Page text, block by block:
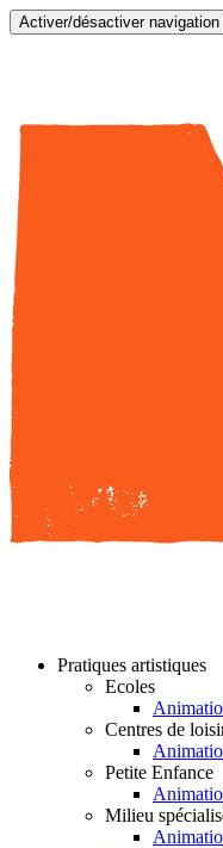
Activer/désactiver navigation
Pratiques artistiques
Ecoles
Centres de
Petite Enfance
Milieu